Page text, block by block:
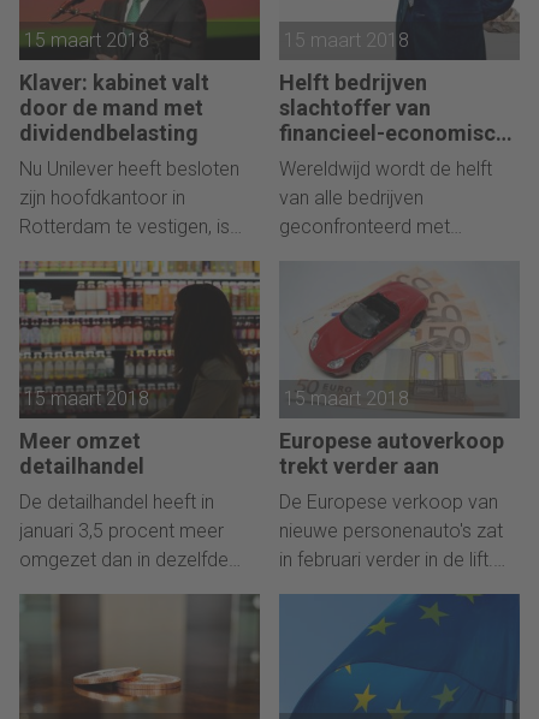
de cijfers en wijst op de
scherpere eisen die worden
gesteld aan controle.
15 maart 2018
Klaver: kabinet valt
door de mand met
dividendbelasting
Nu Unilever heeft besloten
zijn hoofdkantoor in
Rotterdam te vestigen, is
het laatste argument van het
kabinet voor afschaffing van
de dividendbelasting ook
weggevallen. Dat vindt
GroenLinks-leider Jesse
Klaver.
15 maart 2018
Helft bedrijven
slachtoffer van
financieel-economische
fraude
Wereldwijd wordt de helft
van alle bedrijven
geconfronteerd met
fraude. In 2016 was dit nog
36 procent.
15 maart 2018
Meer omzet
detailhandel
De detailhandel heeft in
januari 3,5 procent meer
omgezet dan in dezelfde
maand een jaar eerder. Dat
verkoopvolume was 2,4
procent hoger.
15 maart 2018
Europese autoverkoop
trekt verder aan
De Europese verkoop van
nieuwe personenauto's zat
in februari verder in de lift.
Volgens brancheorganisatie
ACEA beleefden
autodealers in de Europese
Unie zelfs hun beste
februarimaand sinds 2008.